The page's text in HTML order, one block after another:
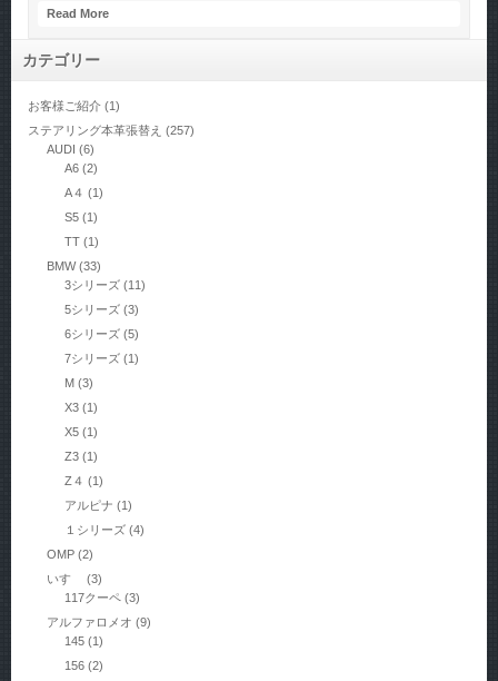
Read More
カテゴリー
お客様ご紹介 (1)
ステアリング本革張替え (257)
AUDI (6)
A6 (2)
A４ (1)
S5 (1)
TT (1)
BMW(33)
3シリーズ (11)
5シリーズ (3)
6シリーズ (5)
7シリーズ (1)
M (3)
X3 (1)
X5 (1)
Z3 (1)
Z４ (1)
アルピナ (1)
１シリーズ (4)
OMP(2)
いすゞ
(3)
117クーペ (3)
アルファロメオ (9)
145 (1)
156 (2)